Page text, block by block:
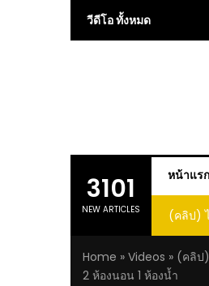
วีดีโอ ทั้งหมด
3101
NEW ARTICLES
หน้าแรก
ปลูกแคนตาลูปในถัง จะได้ผลลูก
in a barrel would yield
(ค
Home » Videos » (คลิป
2 ห้องนอน 1 ห้องน้ำ